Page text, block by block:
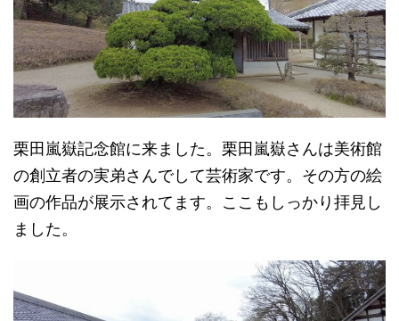
栗田嵐嶽記念館に来ました。栗田嵐嶽さんは美術館
の創立者の実弟さんでして芸術家です。その方の絵
画の作品が展示されてます。ここもしっかり拝見し
ました。